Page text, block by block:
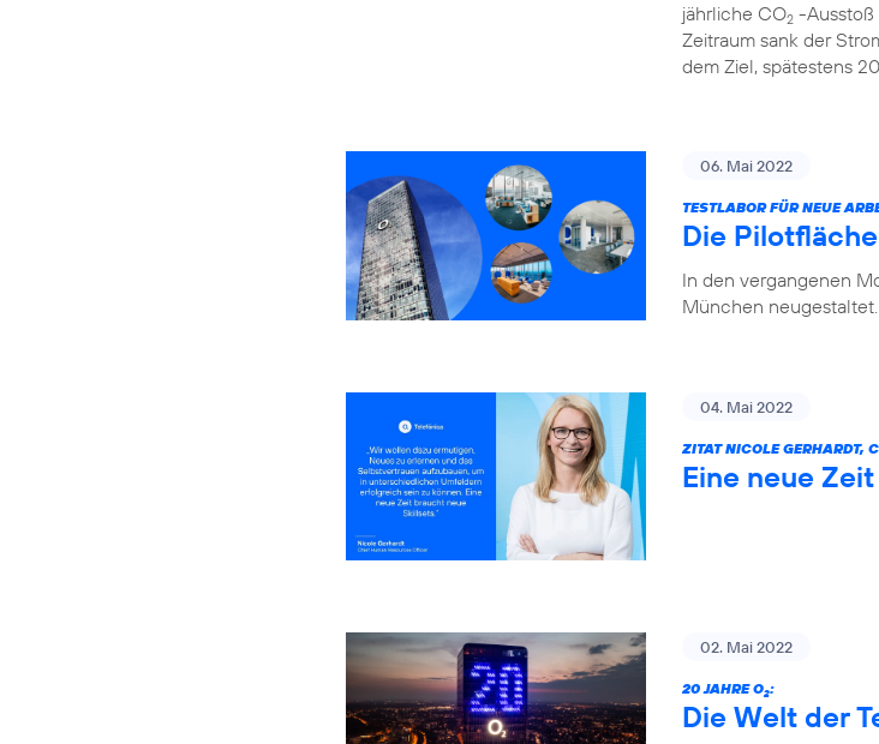
jährliche CO2 -Ausstoß
Zeitraum sank der
dem Ziel, spätestens
06. Mai 2022
TESTLABOR FÜR NEUE
Die
In den vergangenen
München
04. Mai 2022
ZITAT NICOLE GERHARDT,
Eine neue
02. Mai 2022
20 JAHRE O2:
Die Welt der